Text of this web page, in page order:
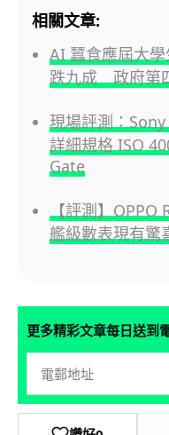
相關文章:
AI 蠶食應屆大
跌九成 政府第
現場評測：
詳細規格 ISO
Gate
【評測】OPPO
艦級數表現有驚
更多精彩文章每日送到